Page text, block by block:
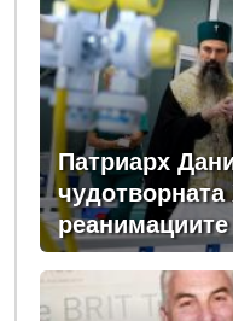
Патриарх
чудотворната